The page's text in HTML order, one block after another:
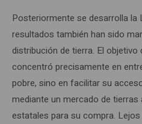
Posteriormente se desarrolla la
resultados también han sido
distribución de tierra. El
concentró precisamente en
pobre, sino en facilitar su
mediante un mercado de
estatales para su compra.